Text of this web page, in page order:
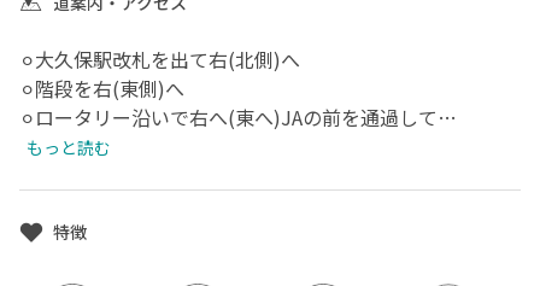
⚪︎大久保駅改札を出て右(北側)へ
⚪︎階段を右(東側)へ
⚪︎ロータリー沿いで右へ(東へ)JAの前を通過して
⚪︎喫茶店の交差点を右(東へ)住宅地の中を通ります。
⚪︎左にファミリーマートの交差を斜め右へ(横断歩道を2回
もっと読む
特徴